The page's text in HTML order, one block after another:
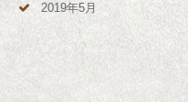
2019年5月